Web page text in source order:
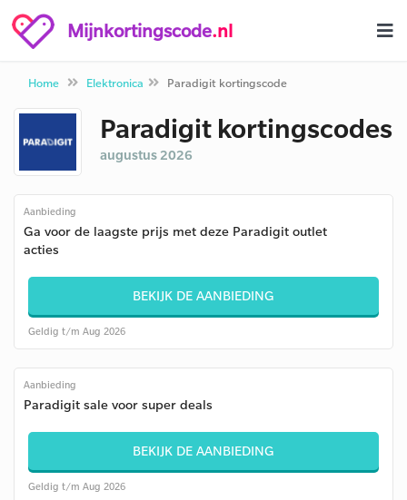
Mijnkortingscode.nl
Home Elektronica Paradigit kortingscode
Paradigit kortingscodes
augustus 2026
Aanbieding
Ga voor de laagste prijs met deze Paradigit outlet
acties
BEKIJK DE AANBIEDING
Geldig t/m Aug 2026
Aanbieding
Paradigit sale voor super deals
BEKIJK DE AANBIEDING
Geldig t/m Aug 2026